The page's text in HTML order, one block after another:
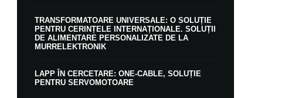
TRANSFORMATOARE UNIVERSALE: O SOLUȚIE
PENTRU CERINȚELE INTERNAȚIONALE. SOLUȚII
DE ALIMENTARE PERSONALIZATE DE LA
MURRELEKTRONIK
LAPP ÎN CERCETARE: ONE-CABLE, SOLUȚIE
PENTRU SERVOMOTOARE